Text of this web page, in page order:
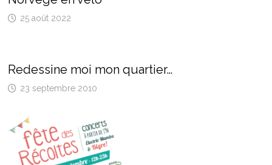
25 août 2022
Redessine moi mon quartier…
23 septembre 2010